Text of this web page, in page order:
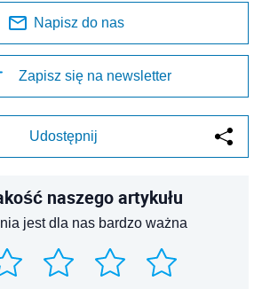
Napisz do nas
Zapisz się na newsletter
Udostępnij
naszego artykułu
jest dla nas bardzo ważna